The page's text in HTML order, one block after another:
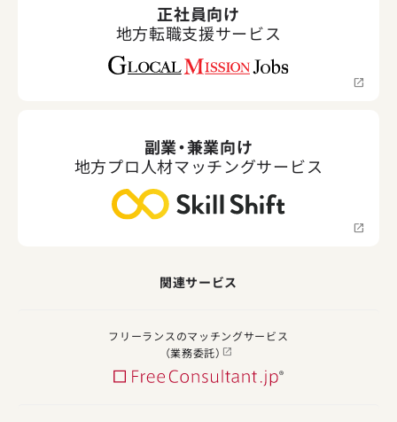
正社員向け
地方転職支援サービス
副業・兼業向け
地方プロ人材マッチングサービス
関連サービス
フリーランスのマッチングサービス
（業務委託）